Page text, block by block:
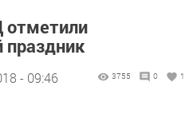
отметили
праздник
- 09:46 3755 0 1